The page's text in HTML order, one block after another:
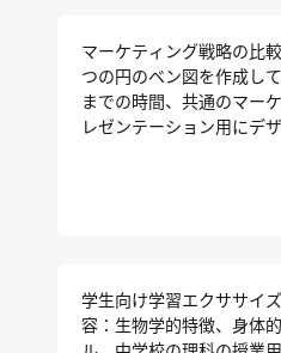
マーケティング戦略の比
つの円のベン図を作成し
までの時間、共通のマー
レゼンテーション用にデ
学生向け学習エクササイ
容：生物学的特徴、身体